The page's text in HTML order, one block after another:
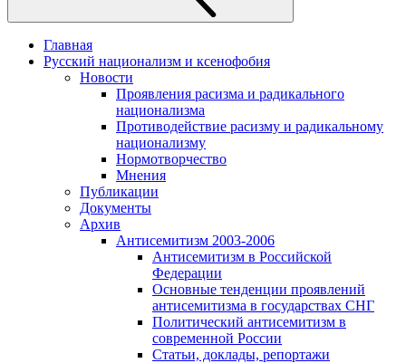
Главная
Русский национализм и ксенофобия
Новости
Проявления расизма и радикального
национализма
Противодействие расизму и радикальному
национализму
Нормотворчество
Мнения
Публикации
Документы
Архив
Антисемитизм 2003-2006
Антисемитизм в Российской
Федерации
Основные тенденции проявлений
антисемитизма в государствах СНГ
Политический антисемитизм в
современной России
Статьи, доклады, репортажи